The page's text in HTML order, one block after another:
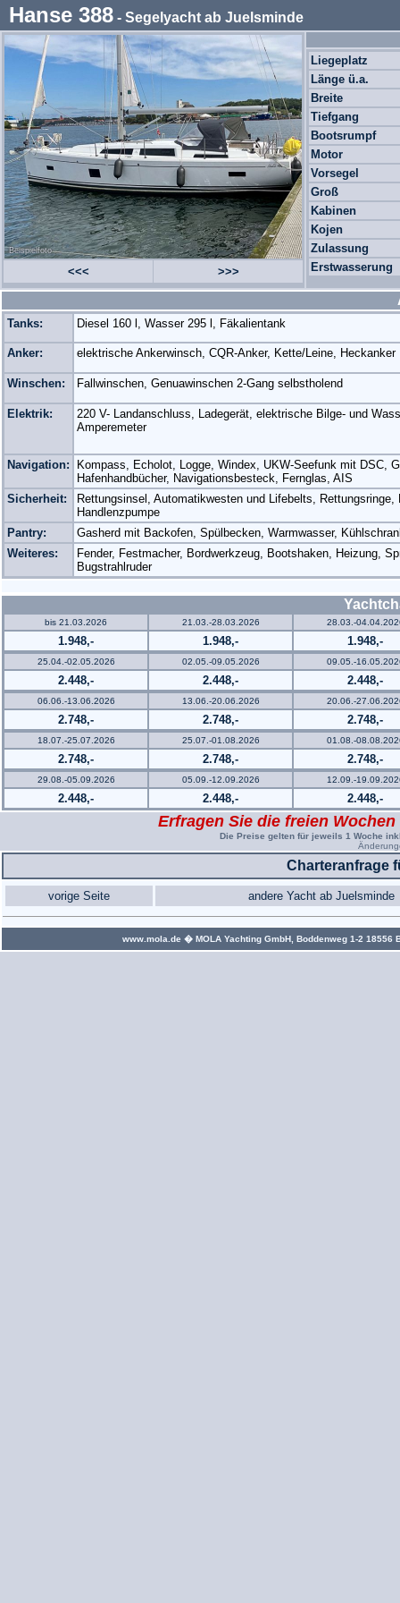
Hanse 388 - Segelyacht ab Juelsminde
Beispielfoto
<<< >>>
Liegeplatz
Länge ü.a.
Breite
Tiefgang
Bootsrumpf
Motor
Vorsegel
Groß
Kabinen
Kojen
Zulassung
Erstwasserung
Tanks: Diesel 160 l, Wasser 295 l, Fäkalientank
Anker: elektrische Ankerwinsch, CQR-Anker, Kette/Leine, Heckanker
Winschen: Fallwinschen, Genuawinschen 2-Gang selbstholend
Elektrik:
220 V- Landanschluss, Ladegerät, elektrische Bilge- und
Amperemeter
Navigation:
Kompass, Echolot, Logge, Windex, UKW-Seefunk mit DSC,
Hafenhandbücher, Navigationsbesteck, Fernglas, AIS
Sicherheit:
Rettungsinsel, Automatikwesten und Lifebelts,
Handlenzpumpe
Pantry:
Gasherd mit Backofen, Spülbecken, Warmwasser,
Weiteres:
Fender, Festmacher, Bordwerkzeug, Bootshaken, Heizung,
Bugstrahlruder
bis 21.03.2026 21.03.-28.03.2026 28.03.-
1.948,- 1.948,- 1.948,-
25.04.-02.05.2026 02.05.-09.05.2026 09.05.-
2.448,- 2.448,- 2.448,-
06.06.-13.06.2026 13.06.-20.06.2026 20.06.-
2.748,- 2.748,- 2.748,-
18.07.-25.07.2026 25.07.-01.08.2026 01.08.-
2.748,- 2.748,- 2.748,-
29.08.-05.09.2026 05.09.-12.09.2026 12.09.-
2.448,- 2.448,- 2.448,-
Erfragen Sie die freien
Die Preise gelten für jeweils 1 Woche
Charteranfrage
vorige Seite andere Yacht ab Juelsminde
www.mola.de � MOLA Yachting GmbH, Boddenweg 1-2